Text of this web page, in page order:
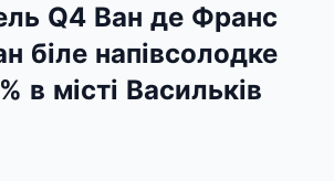
Q4 Ван де Франс
біле напівсолодке
в місті Васильків